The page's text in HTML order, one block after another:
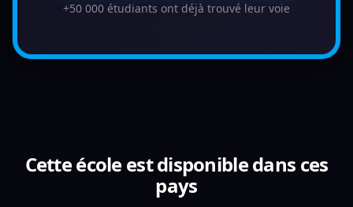
+50 000 étudiants ont déjà trouvé leur voie
Cette école est disponible dans ces
pays